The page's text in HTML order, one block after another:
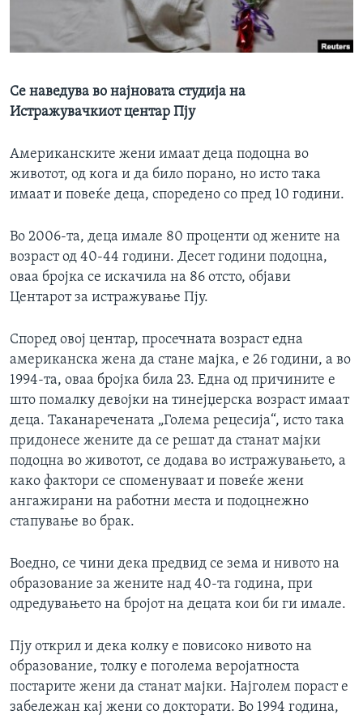
Јазици
Се наведува во најновата студија на
Истражувачкиот центар Пју
Американските жени имаат деца подоцна во
животот, од кога и да било порано, но исто така
имаат и повеќе деца, споредено со пред 10 години.
Во 2006-та, деца имале 80 проценти од жените на
возраст од 40-44 години. Десет години подоцна,
оваа бројка се искачила на 86 отсто, објави
Центарот за истражување Пју.
Според овој центар, просечната возраст една
американска жена да стане мајка, е 26 години, а во
1994-та, оваа бројка била 23. Една од причините е
што помалку девојки на тинејџерска возраст имаат
деца. Таканаречената „Голема рецесија“, исто така
придонесе жените да се решат да станат мајки
подоцна во животот, се додава во истражувањето, а
како фактори се споменуваат и повеќе жени
ангажирани на работни места и подоцнежно
стапување во брак.
Воедно, се чини дека предвид се зема и нивото на
образование за жените над 40-та година, при
одредувањето на бројот на децата кои би ги имале.
Пју открил и дека колку е повисоко нивото на
образование, толку е поголема веројатноста
постарите жени да станат мајки. Најголем пораст е
забележан кај жени со докторати. Во 1994 година,